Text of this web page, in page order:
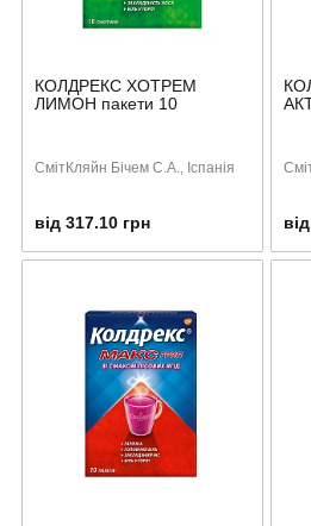
КОЛДРЕКС ХОТРЕМ
ЛИМОН пакети 10
СмітКляйн Бічем С.А., Іспанія
від 317.10 грн